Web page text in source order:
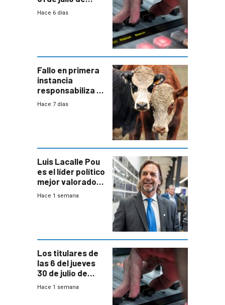
2026
Hace 6 días
Fallo en primera
instancia
responsabiliza al
Estado por falta
Hace 7 días
Luis Lacalle Pou
es el líder político
mejor valorado
del país, según
Hace 1 semana
Los titulares de
las 6 del jueves
30 de julio de
2026
Hace 1 semana